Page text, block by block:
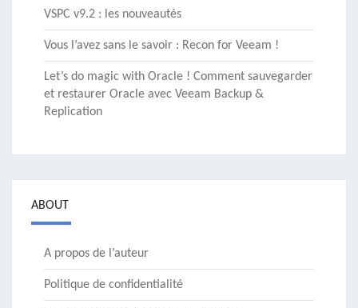
VSPC v9.2 : les nouveautés
Vous l’avez sans le savoir : Recon for Veeam !
Let’s do magic with Oracle ! Comment sauvegarder
et restaurer Oracle avec Veeam Backup &
Replication
ABOUT
A propos de l’auteur
Politique de confidentialité